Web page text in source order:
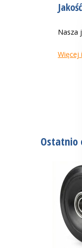
Nasza
Więcej
Ostatnio